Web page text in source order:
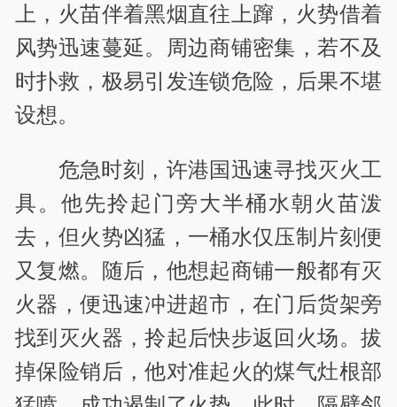
上，火苗伴着黑烟直往上蹿，火势借着
风势迅速蔓延。周边商铺密集，若不及
时扑救，极易引发连锁危险，后果不堪
设想。
危急时刻，许港国迅速寻找灭火工
具。他先拎起门旁大半桶水朝火苗泼
去，但火势凶猛，一桶水仅压制片刻便
又复燃。随后，他想起商铺一般都有灭
火器，便迅速冲进超市，在门后货架旁
找到灭火器，拎起后快步返回火场。拔
掉保险销后，他对准起火的煤气灶根部